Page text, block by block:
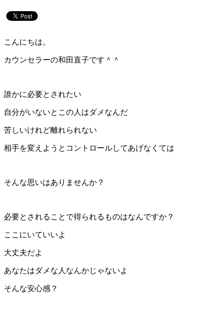
こんにちは。
カウンセラーの和田直子です＾＾
誰かに必要とされたい
自分がいないとこの人はダメなんだ
苦しいけれど離れられない
相手を変えようとコントロールしてあげなくては
そんな思いはありませんか？
必要とされることで得られるものはなんですか？
ここにいていいよ
大丈夫だよ
あなたはダメな人なんかじゃないよ
そんな安心感？